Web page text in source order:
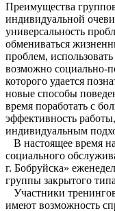
Преимущества
индивидуальной
универсальность
обмениваться
проблем,
возможно социально-
которого удается
новые способы
время поработать с
эффективность
индивидуальным
В настоящее время
социального
г. Бобруйска»
группы закрытого
Участники
имеют возможность